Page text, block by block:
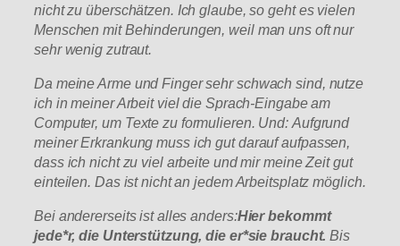
nicht zu überschätzen. Ich glaube, so geht es vielen
Menschen mit Behinderungen, weil man uns oft nur
sehr wenig zutraut.
Da meine Arme und Finger sehr schwach sind, nutze
ich in meiner Arbeit viel die Sprach-Eingabe am
Computer, um Texte zu formulieren. Und: Aufgrund
meiner Erkrankung muss ich gut darauf aufpassen,
dass ich nicht zu viel arbeite und mir meine Zeit gut
einteilen. Das ist nicht an jedem Arbeitsplatz möglich.
Bei andererseits ist alles anders:Hier bekommt
jede*r, die Unterstützung, die er*sie braucht. Bis